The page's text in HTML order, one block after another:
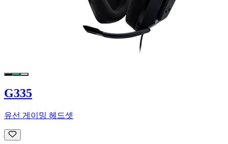
G335
유선 게이밍 헤드셋